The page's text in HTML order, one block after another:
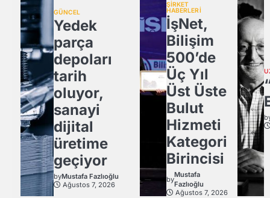
GÜNCEL
Yedek
parça
depoları
tarih
oluyor,
sanayi
dijital
üretime
geçiyor
byMustafa Fazlıoğlu
Ağustos 7, 2026
ŞİRKET
HABERLERİ
İşNet,
Bilişim
500’de
Üç Yıl
Üst Üste
Bulut
Hizmeti
Kategori
Birincisi
by
Mustafa
Fazlıoğlu
Ağustos 7, 2026